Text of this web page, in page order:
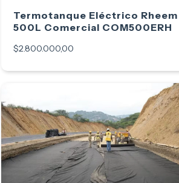
Termotanque Eléctrico Rheem
500L Comercial COM500ERH
$2.800.000,00